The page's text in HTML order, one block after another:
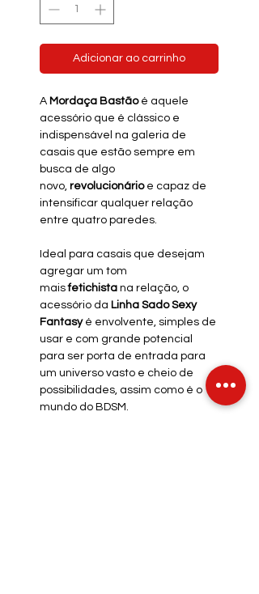
Adicionar ao carrinho
A Mordaça Bastãoé aquele
acessório que é clássico e
indispensável na galeria de
casais que estão sempre em
busca de algo
novo, revolucionário e capaz de
intensificar qualquer relação
entre quatro paredes.
Ideal para casais que desejam
agregar um tom
maisfetichista na relação, o
acessório da Linha Sado Sexy
Fantasyé envolvente, simples de
usar e com grande potencial
para ser porta de entrada para
um universo vasto e cheio de
possibilidades, assim como é o
mundo do BDSM.